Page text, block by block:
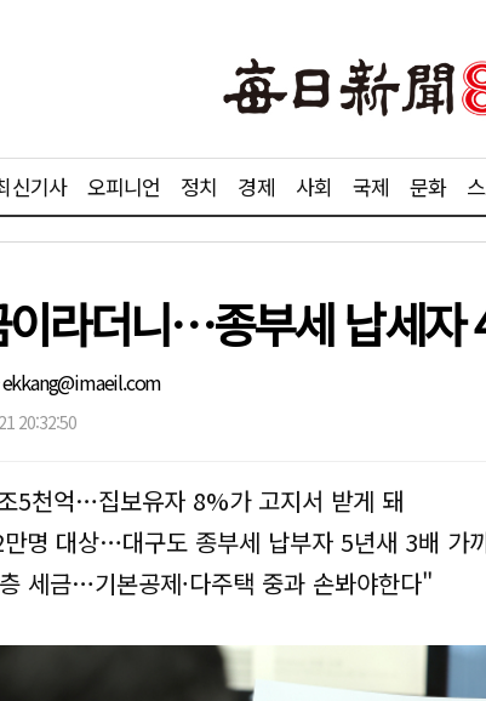
신기사 오피니언 정치 경제 사회 국제 문화
라더니…종부세 납세자
ekkang@imaeil.com
20:32:50
5천억…집보유자 8%가 고지서 받게 돼
명 대상…대구도 종부세 납부자 5년새 3배 가
세금…기본공제·다주택 중과 손봐야한다"